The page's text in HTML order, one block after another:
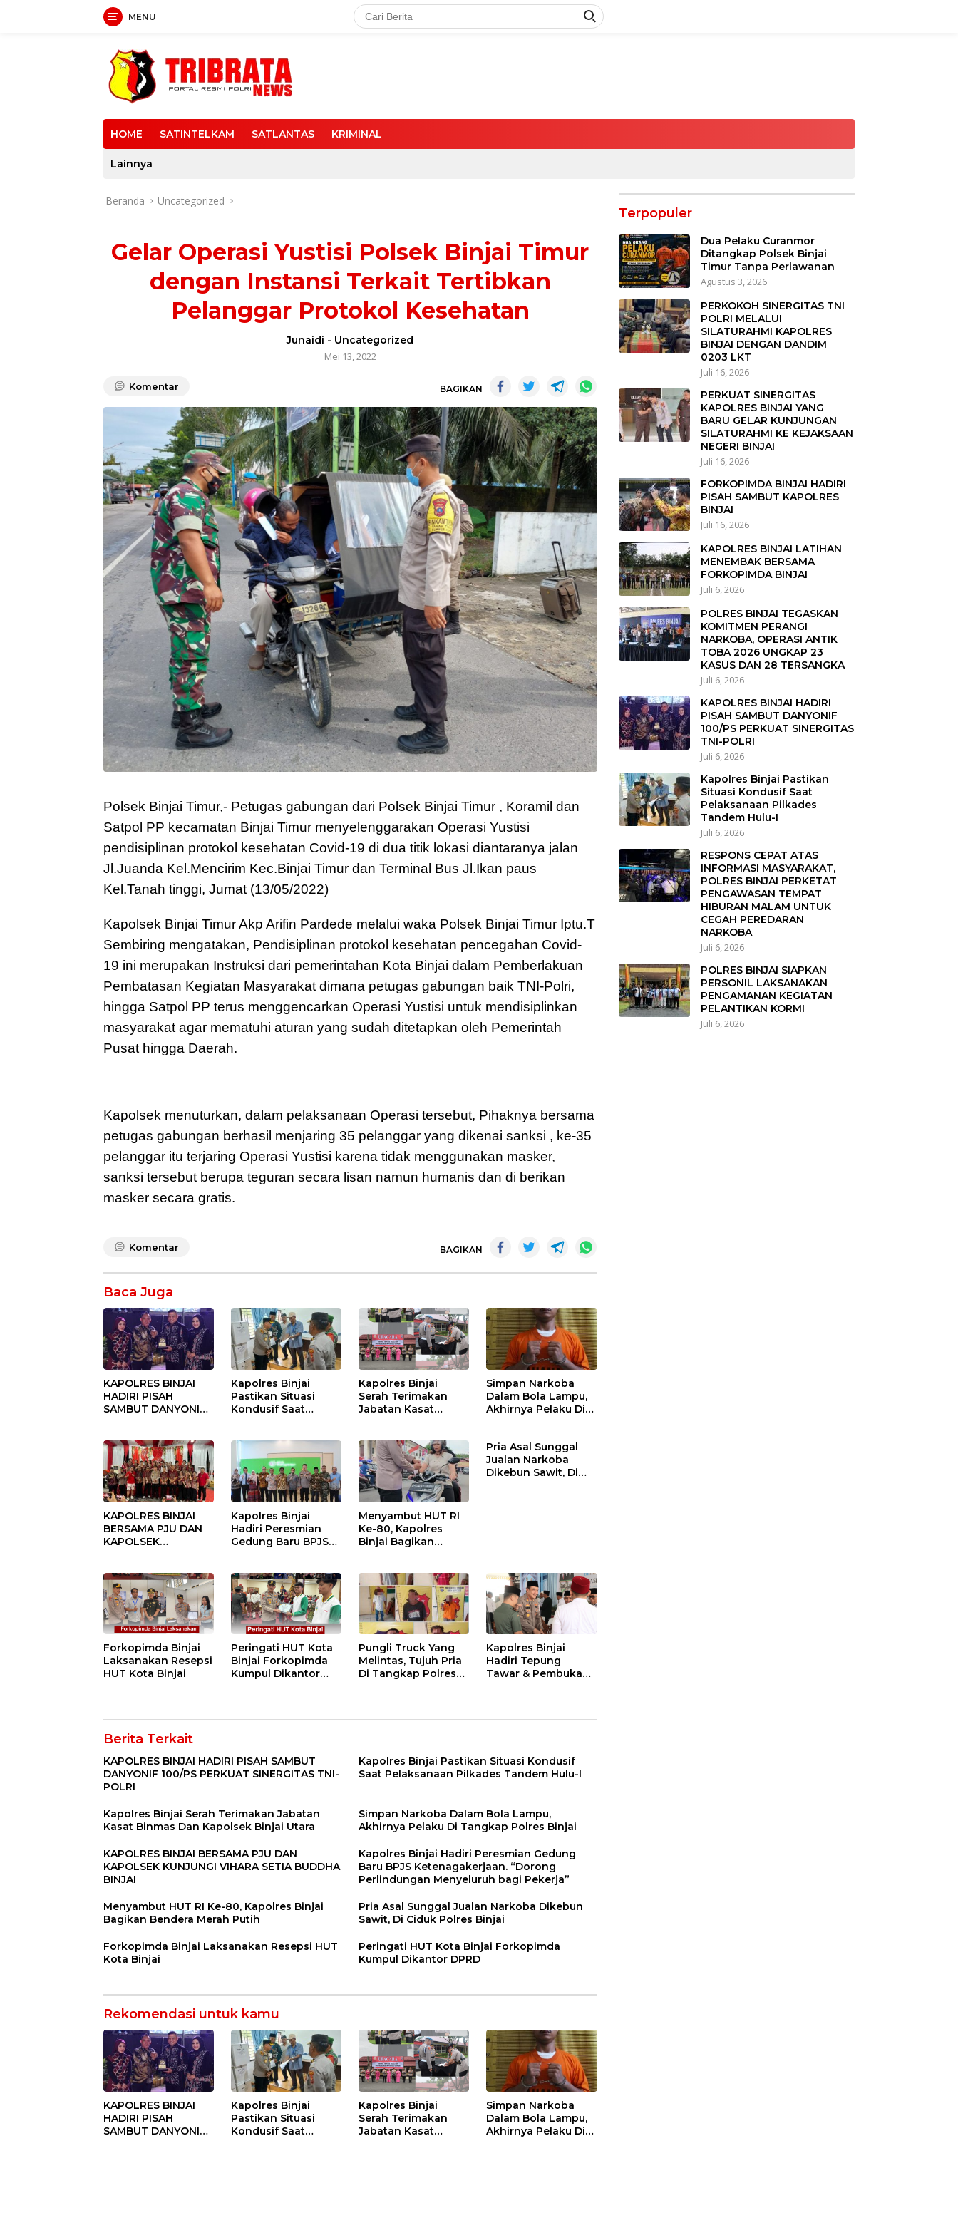
MENU
HOME SATINTELKAM SATLANTAS KRIMINAL
Lainnya
Beranda Uncategorized
Gelar Operasi Yustisi Polsek Binjai Timur
dengan Instansi Terkait Tertibkan
Pelanggar Protokol Kesehatan
Junaidi - Uncategorized
Mei 13, 2022
Komentar BAGIKAN
Polsek Binjai Timur,- Petugas gabungan dari Polsek Binjai Timur , Koramil dan
Satpol PP kecamatan Binjai Timur menyelenggarakan Operasi Yustisi
pendisiplinan protokol kesehatan Covid-19 di dua titik lokasi diantaranya jalan
Jl.Juanda Kel.Mencirim Kec.Binjai Timur dan Terminal Bus Jl.Ikan paus
Kel.Tanah tinggi, Jumat (13/05/2022)
Kapolsek Binjai Timur Akp Arifin Pardede melalui waka Polsek Binjai Timur Iptu.T
Sembiring mengatakan, Pendisiplinan protokol kesehatan pencegahan Covid-
19 ini merupakan Instruksi dari pemerintahan Kota Binjai dalam Pemberlakuan
Pembatasan Kegiatan Masyarakat dimana petugas gabungan baik TNI-Polri,
hingga Satpol PP terus menggencarkan Operasi Yustisi untuk mendisiplinkan
masyarakat agar mematuhi aturan yang sudah ditetapkan oleh Pemerintah
Pusat hingga Daerah.
Kapolsek menuturkan, dalam pelaksanaan Operasi tersebut, Pihaknya bersama
petugas gabungan berhasil menjaring 35 pelanggar yang dikenai sanksi , ke-35
pelanggar itu terjaring Operasi Yustisi karena tidak menggunakan masker,
sanksi tersebut berupa teguran secara lisan namun humanis dan di berikan
masker secara gratis.
Komentar BAGIKAN
Baca Juga
KAPOLRES BINJAI
HADIRI PISAH
SAMBUT DANYONIF
POLRI
Kapolres Binjai
Pastikan Situasi
Kondusif Saat
Hulu-I
Kapolres Binjai
Serah Terimakan
Jabatan Kasat
Utara
Simpan Narkoba
Dalam Bola Lampu,
Akhirnya Pelaku Di
KAPOLRES BINJAI
BERSAMA PJU DAN
KAPOLSEK
BINJAI
Kapolres Binjai
Hadiri Peresmian
Gedung Baru BPJS
Perlindungan
Menyeluruh bagi
Pekerja”
Menyambut HUT RI
Ke-80, Kapolres
Binjai Bagikan
Pria Asal Sunggal
Jualan Narkoba
Dikebun Sawit, Di
Forkopimda Binjai
Laksanakan Resepsi
HUT Kota Binjai
Peringati HUT Kota
Binjai Forkopimda
Kumpul Dikantor
Pungli Truck Yang
Melintas, Tujuh Pria
Di Tangkap Polres
Kapolres Binjai
Hadiri Tepung
Tawar & Pembukaan
Berita Terkait
KAPOLRES BINJAI HADIRI PISAH SAMBUT
DANYONIF 100/PS PERKUAT SINERGITAS TNI-
POLRI
Kapolres Binjai Pastikan Situasi Kondusif
Saat Pelaksanaan Pilkades Tandem Hulu-I
Kapolres Binjai Serah Terimakan Jabatan
Kasat Binmas Dan Kapolsek Binjai Utara
Simpan Narkoba Dalam Bola Lampu,
Akhirnya Pelaku Di Tangkap Polres Binjai
KAPOLRES BINJAI BERSAMA PJU DAN
KAPOLSEK KUNJUNGI VIHARA SETIA BUDDHA
BINJAI
Kapolres Binjai Hadiri Peresmian Gedung
Baru BPJS Ketenagakerjaan. “Dorong
Perlindungan Menyeluruh bagi Pekerja”
Menyambut HUT RI Ke-80, Kapolres Binjai
Bagikan Bendera Merah Putih
Pria Asal Sunggal Jualan Narkoba Dikebun
Sawit, Di Ciduk Polres Binjai
Forkopimda Binjai Laksanakan Resepsi HUT
Kota Binjai
Peringati HUT Kota Binjai Forkopimda
Kumpul Dikantor DPRD
Rekomendasi untuk kamu
KAPOLRES BINJAI
HADIRI PISAH
SAMBUT DANYONIF
Kapolres Binjai
Pastikan Situasi
Kondusif Saat
Kapolres Binjai
Serah Terimakan
Jabatan Kasat
Simpan Narkoba
Dalam Bola Lampu,
Akhirnya Pelaku Di
Terpopuler
Dua Pelaku Curanmor
Ditangkap Polsek Binjai
Timur Tanpa Perlawanan
Agustus 3, 2026
PERKOKOH SINERGITAS TNI
POLRI MELALUI
SILATURAHMI KAPOLRES
BINJAI DENGAN DANDIM
0203 LKT
Juli 16, 2026
PERKUAT SINERGITAS
KAPOLRES BINJAI YANG
BARU GELAR KUNJUNGAN
SILATURAHMI KE KEJAKSAAN
NEGERI BINJAI
Juli 16, 2026
FORKOPIMDA BINJAI HADIRI
PISAH SAMBUT KAPOLRES
BINJAI
Juli 16, 2026
KAPOLRES BINJAI LATIHAN
MENEMBAK BERSAMA
FORKOPIMDA BINJAI
Juli 6, 2026
POLRES BINJAI TEGASKAN
KOMITMEN PERANGI
NARKOBA, OPERASI ANTIK
TOBA 2026 UNGKAP 23
KASUS DAN 28 TERSANGKA
Juli 6, 2026
KAPOLRES BINJAI HADIRI
PISAH SAMBUT DANYONIF
100/PS PERKUAT SINERGITAS
TNI-POLRI
Juli 6, 2026
Kapolres Binjai Pastikan
Situasi Kondusif Saat
Pelaksanaan Pilkades
Tandem Hulu-I
Juli 6, 2026
RESPONS CEPAT ATAS
INFORMASI MASYARAKAT,
POLRES BINJAI PERKETAT
PENGAWASAN TEMPAT
HIBURAN MALAM UNTUK
CEGAH PEREDARAN
NARKOBA
Juli 6, 2026
POLRES BINJAI SIAPKAN
PERSONIL LAKSANAKAN
PENGAMANAN KEGIATAN
PELANTIKAN KORMI
Juli 6, 2026